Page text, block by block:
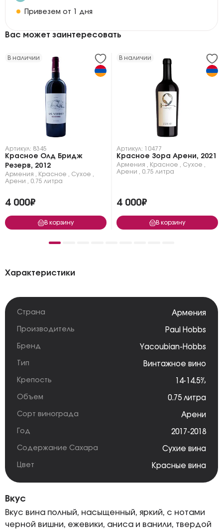
Привезем от 1 дня
Вас может заинтересовать
В наличии
Артикул: 8345
Красное Олд Бридж
Резерв, 2012
Армения Красное Сухое
Арени
0.75 литра
4 000₽
В корзину
В наличии
Артикул: 10477
Красное Зора Арени, 2021
Армения Красное Сухое
Арени
0.75 литра
4 000₽
В корзину
Характеристики
Страна Армения
Производитель Paul Hobbs
Бренд Yacoubian-Hobbs
Тип Винтажное вино
Крепость 14-14.5%
Объем 0.75 литра
Сорт винограда Арени
Год 2017-2018
Содержание Сахара Сухие вина
Цвет Красные вина
Вкус
Вкус вина полный, насыщенный, яркий, с нотами
черной вишни, ежевики, аниса и ванили, твердой